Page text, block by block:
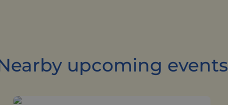
upcoming events